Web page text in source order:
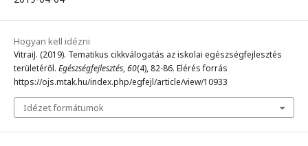
Hogyan kell idézni
VitraiJ. (2019). Tematikus cikkválogatás az iskolai egészségfejlesztés
területéről. Egészségfejlesztés,60(4), 82-86. Elérés forrás
https://ojs.mtak.hu/index.php/egfejl/article/view/10933
Idézet formátumok